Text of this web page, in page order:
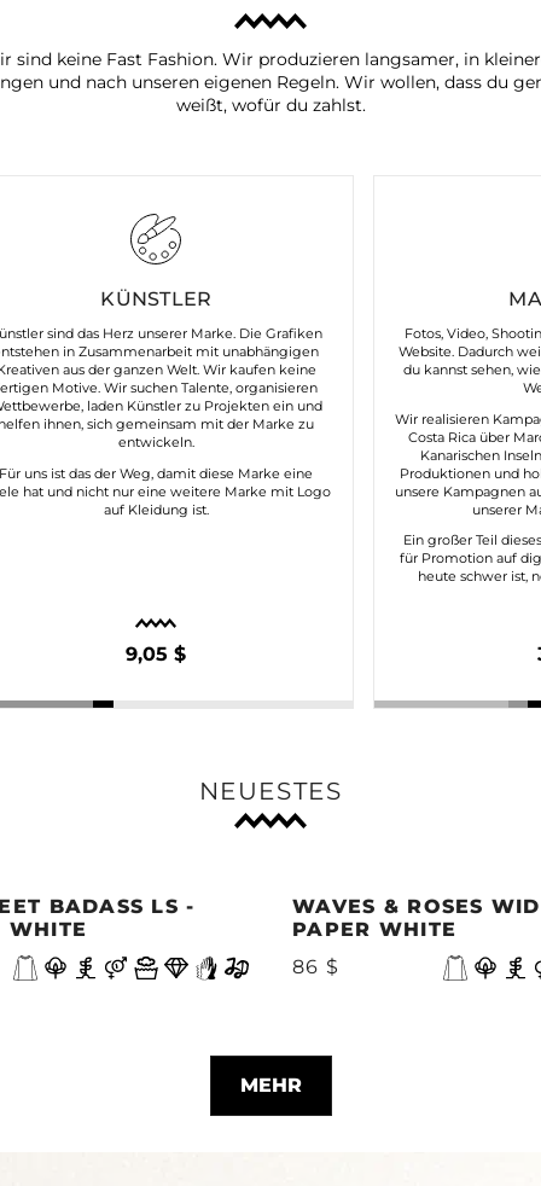
sind keine Fast Fashion. Wir produzieren langsamer, in
und nach unseren eigenen Regeln. Wir wollen, dass du
weißt, wofür du zahlst.
KÜNSTLER
sind das Herz unserer Marke. Die Grafiken
in Zusammenarbeit mit unabhängigen
aus der ganzen Welt. Wir kaufen keine
Motive. Wir suchen Talente, organisieren
laden Künstler zu Projekten ein und
ihnen, sich gemeinsam mit der Marke zu
entwickeln.
Für uns ist das der Weg, damit diese Marke eine
hat und nicht nur eine weitere Marke mit Logo
auf Kleidung ist.
9,05 $
Fotos, Video,
Website. Dadurch
du kannst sehen,
Wir realisieren
Costa Rica über
Kanarischen
Produktionen und
unsere Kampagnen
unserer
Ein großer Teil
für Promotion auf
heute schwer ist,
NEUESTES
BADASS LS -
WHITE
WAVES & ROSES
PAPER WHITE
86 $
MEHR